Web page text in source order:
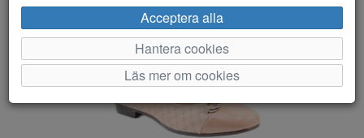
Acceptera alla
Hantera cookies
Läs mer om cookies